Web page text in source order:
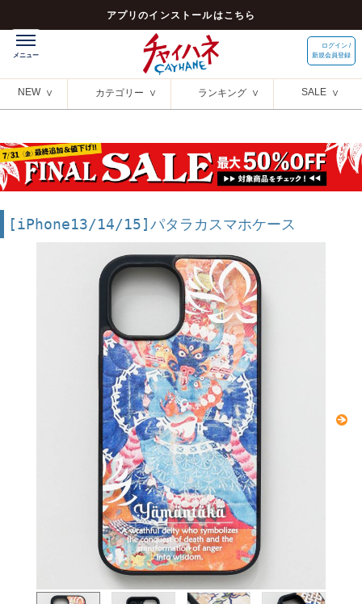
アプリのインストールはこちら
ログイン /
新規会員登録
NEW カテゴリー ランキング SALE
[iPhone13/14/15]パタラカスマホケース